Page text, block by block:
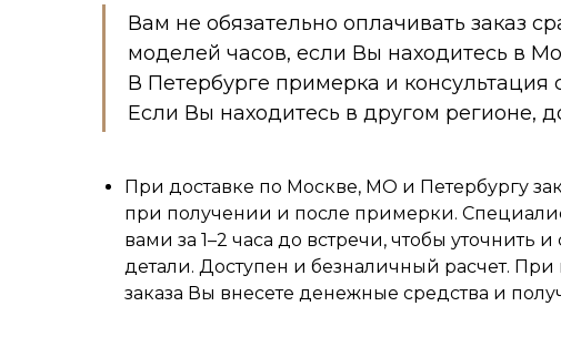
Вам не обязательно оплачивать заказ
моделей часов, если Вы находитесь в
В Петербурге примерка и
Если Вы находитесь в другом регионе,
При доставке по Москве, МО и Петербургу
при получении и после примерки.
вами за 1–2 часа до встречи, чтобы уточнить и
детали. Доступен и безналичный расчет.
заказа Вы внесете денежные средства и